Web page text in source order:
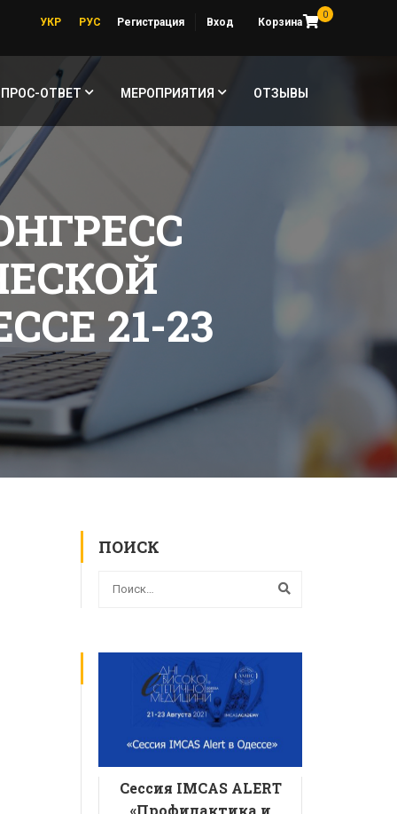
0
Регистрация Вход Корзина
УКР РУС
ОТВЕТ МЕРОПРИЯТИЯ ОТЗЫВЫ
21-23
ПОИСК
ВСЕ КУРСЫ
Сессия IMCAS ALERT
«Профилактика и